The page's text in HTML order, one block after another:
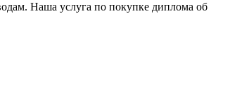
Наша услуга по покупке диплома об